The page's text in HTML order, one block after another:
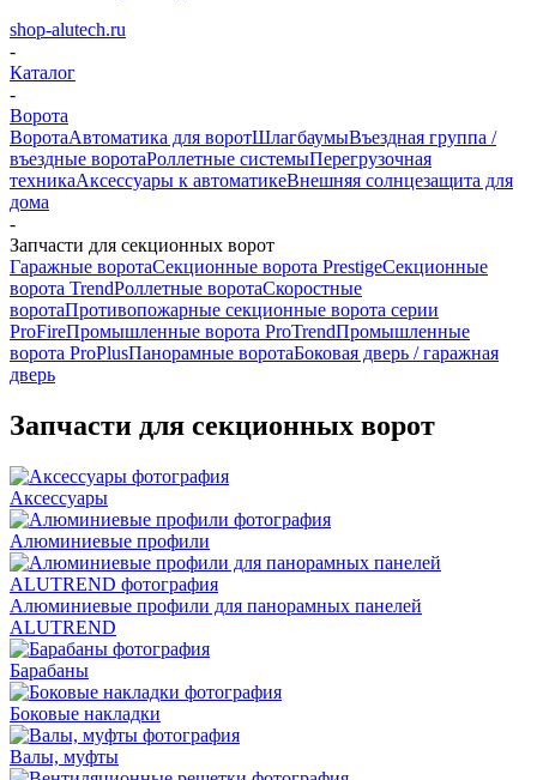
shop-alutech.ru
-
Каталог
-
Ворота
ВоротаАвтоматика для воротШлагбаумыВъездная группа /
въездные воротаРоллетные системыПерегрузочная
техникаАксессуары к автоматикеВнешняя солнцезащита для
дома
-
Запчасти для секционных ворот
Гаражные воротаСекционные ворота PrestigeСекционные
ворота TrendРоллетные воротаСкоростные
воротаПротивопожарные секционные ворота серии
ProFireПромышленные ворота ProTrendПромышленные
ворота ProPlusПанорамные воротаБоковая дверь / гаражная
дверь
Запчасти для секционных ворот
Аксессуары
Алюминиевые профили
Алюминиевые профили для панорамных панелей
ALUTREND
Барабаны
Боковые накладки
Валы, муфты